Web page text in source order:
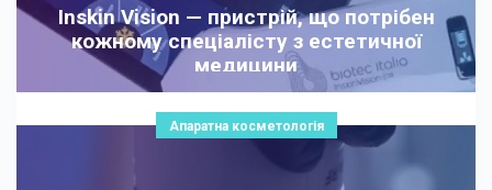
Inskin Vision — пристрій, що потрібен
кожному спеціалісту з естетичної
медицини
Апаратна косметологія